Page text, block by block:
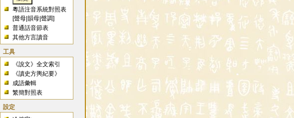
粵語注音系統對照表
[聲母 |韻母 |聲調]
普通話音節表
其他方言讀音
工具
《說文》全文索引
《讀史方輿紀要》
成語彙輯
繁簡對照表
設定